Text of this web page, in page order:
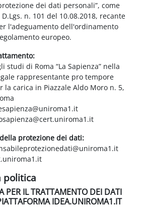
dei dati personali”, come
n. 101 del 10.08.2018, recante
l'adeguamento dell'ordinamento
europeo.
studi di Roma “La Sapienza” nella
rappresentante pro tempore
la carica in Piazzale Aldo Moro n. 5,
protezione dei dati:
politica
PER IL TRATTAMENTO DEI DATI
IDEA.UNIROMA1.IT